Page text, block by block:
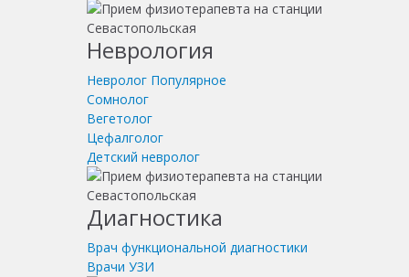
Неврология
Невролог Популярное
Сомнолог
Вегетолог
Цефалголог
Детский невролог
Диагностика
Врач функциональной диагностики
Врачи УЗИ